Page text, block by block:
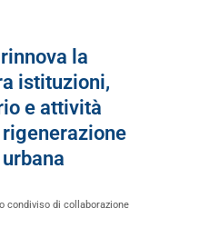
la
istituzioni,
e attività
condiviso di collaborazione